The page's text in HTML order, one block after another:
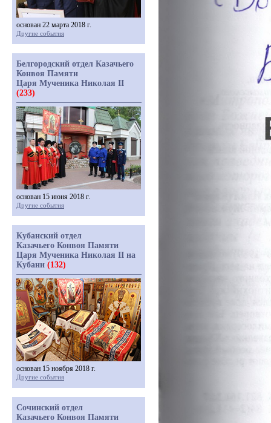
основан 22 марта 2018 г.
Другие события
Белгородский отдел Казачьего
Конвоя Памяти
Царя Мученика Николая II
(233)
основан 15 июня 2018 г.
Другие события
Кубанский отдел
Казачьего Конвоя Памяти
Царя Мученика Николая II на
Кубани (132)
основан 15 ноября 2018 г.
Другие события
Сочинский отдел
Казачьего Конвоя Памяти